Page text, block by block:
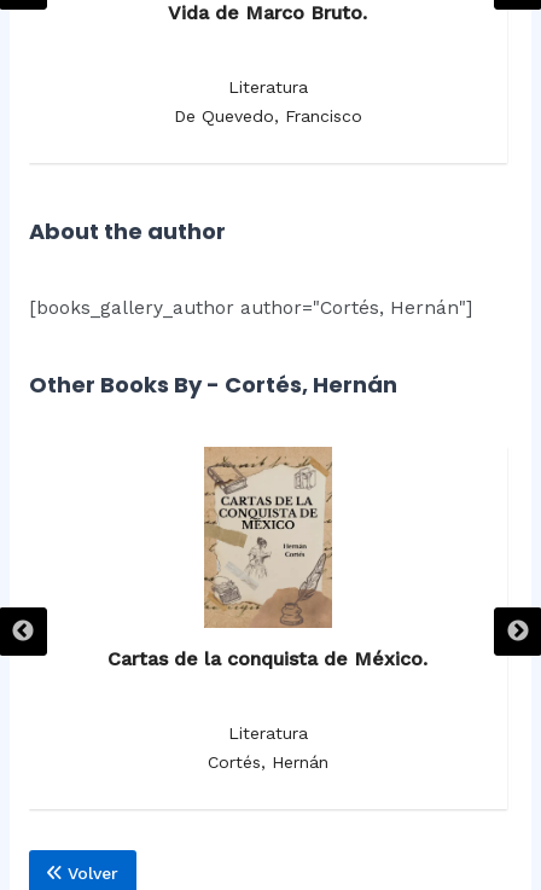
Vida de Marco Bruto.
Literatura
De Quevedo, Francisco
About the author
[books_gallery_author author="Cortés, Hernán"]
Other Books By - Cortés, Hernán
Cartas de la conquista de México.
Literatura
Cortés, Hernán
Volver